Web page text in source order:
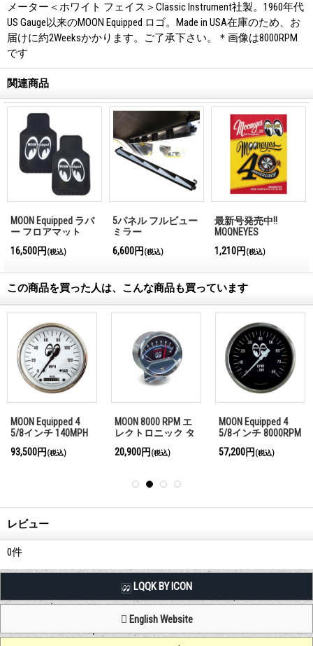
メーター＜ホワイト フェイス＞Classic Instrument社製。1960年代
US Gauge以来のMOON Equipped ロゴ。Made in USA在庫のため、お
届けに約2Weeksかかります。ご了承下さい。＊画像は8000RPM
です
関連商品
MOON Equipped ラバ
ー フロアマット
16,500円 (税込)
5パネル フルビュー
ミラー
6,600円 (税込)
最新号発売中!!
MQQNEYES
International
Magazine No.28 2026
1,210円 (税込)
この商品を買った人は、こんな商品も買っています
MOON Equipped 3
3/8インチ
10000RPM タコ メ
ーター＜ホワイト
48,400円(税込)
MOON Equipped 3
3/8インチ 140MPH
スピード メーター
＜ホワイト＞
79,200円(税込)
デイ & ナイト ク
ーム ミラー
23,100円(税込)
レビュー
0件
LQQK BY ICON
English Website